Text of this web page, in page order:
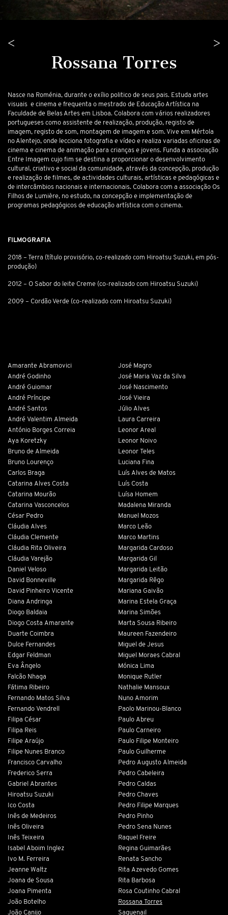
< >
Rossana Torres
Nasce na Roménia, durante o exílio politico de seus pais. Estuda artes
visuais e cinema e frequenta o mestrado de Educação Artística na
Faculdade de Belas Artes em Lisboa. Colabora com vários realizadores
portugueses como assistente de realização, produção, registo de
imagem, registo de som, montagem de imagem e som. Vive em Mértola
no Alentejo, onde lecciona fotografia e vídeo e realiza variadas oficinas de
cinema e cinema de animação para crianças e jovens. Funda a associação
Entre Imagem cujo fim se destina a proporcionar o desenvolvimento
cultural, criativo e social da comunidade, através da concepção, produção
e realização de filmes, de actividades culturais, artísticas e pedagógicas e
de intercâmbios nacionais e internacionais. Colabora com a associação Os
Filhos de Lumière, no estudo, na concepção e implementação de
programas pedagógicos de educação artística com o cinema.
FILMOGRAFIA
2018 – Terra (título provisório, co-realizado com Hiroatsu Suzuki, em pós-
produção)
2012 – O Sabor do leite Creme (co-realizado com Hiroatsu Suzuki)
2009 – Cordão Verde (co-realizado com Hiroatsu Suzuki)
Amarante Abramovici
André Godinho
André Guiomar
André Príncipe
André Santos
André Valentim Almeida
António Borges Correia
Aya Koretzky
Bruno de Almeida
Bruno Lourenço
Carlos Braga
Catarina Alves Costa
Catarina Mourão
Catarina Vasconcelos
César Pedro
Cláudia Alves
Cláudia Clemente
Cláudia Rita Oliveira
Cláudia Varejão
Daniel Veloso
David Bonneville
David Pinheiro Vicente
Diana Andringa
Diogo Baldaia
Diogo Costa Amarante
Duarte Coimbra
Dulce Fernandes
Edgar Feldman
Eva Ângelo
Falcão Nhaga
Fátima Ribeiro
Fernando Matos Silva
Fernando Vendrell
Filipa César
Filipa Reis
Filipe Araújo
Filipe Nunes Branco
Francisco Carvalho
Frederico Serra
Gabriel Abrantes
Hiroatsu Suzuki
Ico Costa
Inês de Medeiros
Inês Oliveira
Inês Teixeira
Isabel Aboim Inglez
Ivo M. Ferreira
Jeanne Waltz
Joana de Sousa
Joana Pimenta
João Botelho
João Canijo
José Magro
José Maria Vaz da Silva
José Nascimento
José Vieira
Júlio Alves
Laura Carreira
Leonor Areal
Leonor Noivo
Leonor Teles
Luciana Fina
Luís Alves de Matos
Luís Costa
Luísa Homem
Madalena Miranda
Manuel Mozos
Marco Leão
Marco Martins
Margarida Cardoso
Margarida Gil
Margarida Leitão
Margarida Rêgo
Mariana Gaivão
Marina Estela Graça
Marina Simões
Marta Sousa Ribeiro
Maureen Fazendeiro
Miguel de Jesus
Miguel Moraes Cabral
Mónica Lima
Monique Rutler
Nathalie Mansoux
Nuno Amorim
Paolo Marinou-Blanco
Paulo Abreu
Paulo Carneiro
Paulo Filipe Monteiro
Paulo Guilherme
Pedro Augusto Almeida
Pedro Cabeleira
Pedro Caldas
Pedro Chaves
Pedro Filipe Marques
Pedro Pinho
Pedro Sena Nunes
Raquel Freire
Regina Guimarães
Renata Sancho
Rita Azevedo Gomes
Rita Barbosa
Rosa Coutinho Cabral
Rossana Torres
Saguenail